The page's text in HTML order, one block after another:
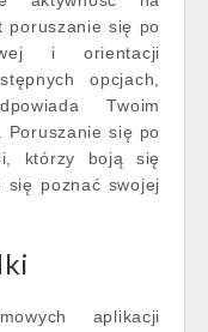
poruszanie się po
i orientacji
opcjach,
Twoim
Poruszanie się po
którzy boją się
się poznać swojej
aplikacji